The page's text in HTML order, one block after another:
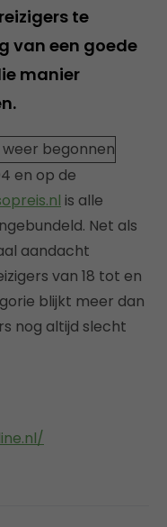
te
van een goede
manier
en op de
is alle
Net als
aandacht
van 18 tot en
blijkt meer dan
nog altijd slecht